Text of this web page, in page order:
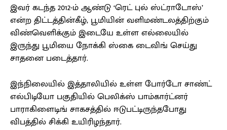
இவர் கடந்த 2012-ம் ஆண்டு ‘ரெட் புல் ஸ்ட்ராடோஸ்’
என்ற திட்டத்தின்கீழ், பூமியின் வளிமண்டலத்திற்கும்
விண்வெளிக்கும் இடையே உள்ள எல்லையில்
இருந்து பூமியை நோக்கி ஸ்கை டைவிங் செய்து
சாதனை படைத்தார்.
இந்நிலையில் இத்தாலியில் உள்ள போர்டோ சாண்ட்
எல்பிடியோ பகுதியில் பெலிக்ஸ் பாம்கார்ட்னர்
பாராகிளைடிங் சாகசத்தில் ஈடுபட்டிருந்தபோது
விபத்தில் சிக்கி உயிரிழந்தார்.